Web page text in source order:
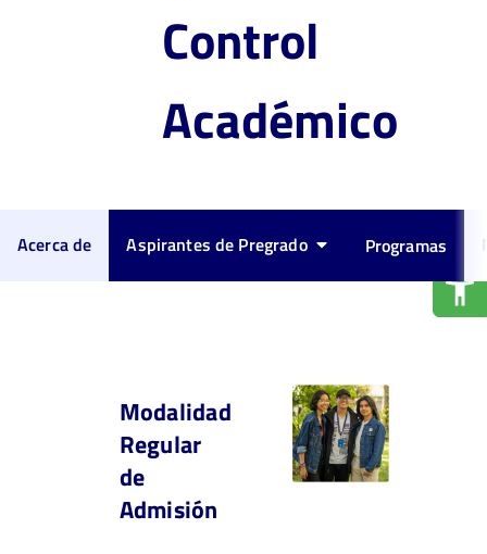
Control
Académico
Acerca de Aspirantes de Pregrado Programas
Modalidad
Regular
de
Admisión